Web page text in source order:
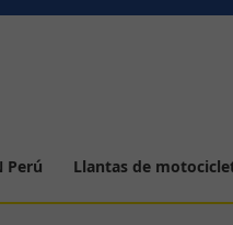
Perú Llantas de